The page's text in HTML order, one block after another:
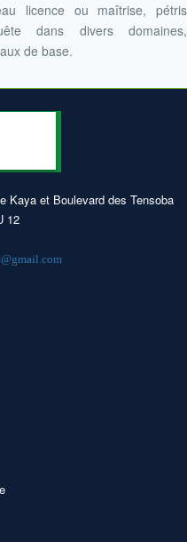
licence ou maîtrise, pétris
dans divers domaines,
de base.
Kaya et Boulevard des Tensoba
12